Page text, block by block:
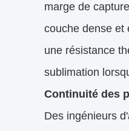
marge de
couche dense et
une résistance
sublimation
Continuité des
Des ingénieurs